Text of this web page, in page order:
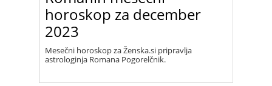
horoskop za december
2023
Mesečni horoskop za Ženska.si pripravlja
astrologinja Romana Pogorelčnik.